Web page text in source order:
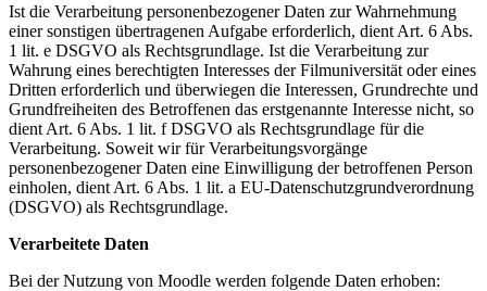
Ist die Verarbeitung personenbezogener Daten zur Wahrnehmung
einer sonstigen übertragenen Aufgabe erforderlich, dient Art. 6 Abs.
1 lit. e DSGVO als Rechtsgrundlage. Ist die Verarbeitung zur
Wahrung eines berechtigten Interesses der Filmuniversität oder eines
Dritten erforderlich und überwiegen die Interessen, Grundrechte und
Grundfreiheiten des Betroffenen das erstgenannte Interesse nicht, so
dient Art. 6 Abs. 1 lit. f DSGVO als Rechtsgrundlage für die
Verarbeitung. Soweit wir für Verarbeitungsvorgänge
personenbezogener Daten eine Einwilligung der betroffenen Person
einholen, dient Art. 6 Abs. 1 lit. a EU-Datenschutzgrundverordnung
(DSGVO) als Rechtsgrundlage.
Verarbeitete Daten
Bei der Nutzung von Moodle werden folgende Daten erhoben: